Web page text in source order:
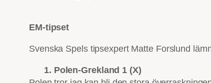
EM-tipset
Svenska Spels tipsexpert Matte Forslund
1. Polen-Grekland 1 (X)